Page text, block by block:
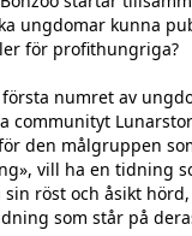
ungdomar kunna
för profithungriga?
numret av
communityt
den målgruppen
vill ha en tidning
röst och åsikt
som står på